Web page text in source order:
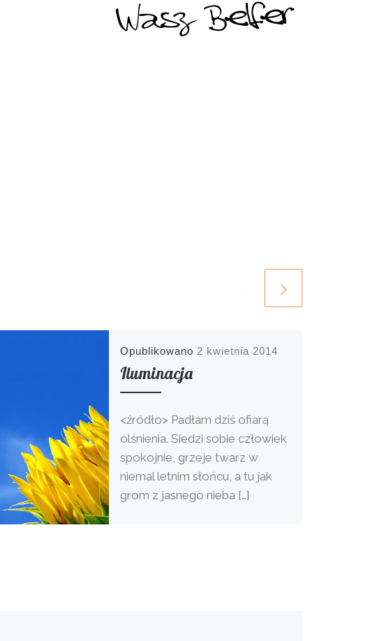
Opublikowano2 kwietnia 2014
Iluminacja
<źródło> Padłam dziś ofiarą
olśnienia. Siedzi sobie człowiek
spokojnie, grzeje twarz w
niemal letnim słońcu, a tu jak
grom z jasnego nieba […]